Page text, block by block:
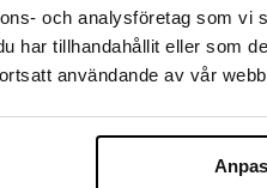
och analysföretag som
har tillhandahållit eller som
användande av vår
vitis vinifera (grape), leaf extract,
ethylhexaonate, certimonium